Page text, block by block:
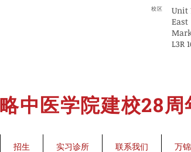
校区
Unit
East
L3R
中医学院建校28周
招生 实习诊所 联系我们 万